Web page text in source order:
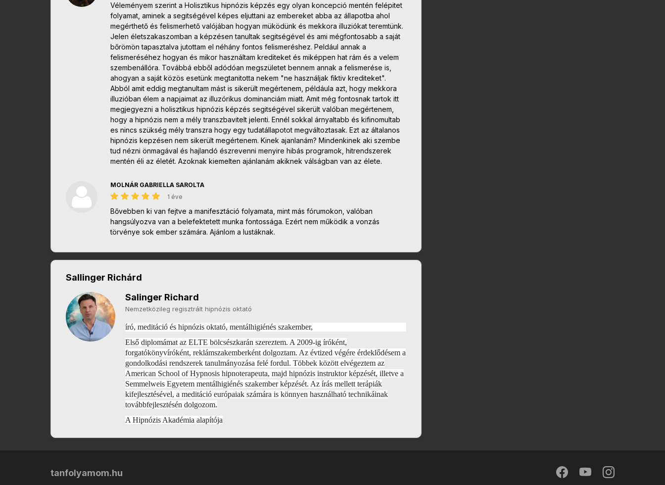
Véleményem szerint a Holisztikus hipnózis képzés egy olyan koncepció mentén felépitet
folyamat, aminek a segitségével képes eljuttani az embereket abba az állapotba ahol
megérthető és felismerhető valójában hogyan müködünk és mekkora illuziókat teremtünk.
Jelen életszakaszomban a képzésen tanultak segitségével és ami mégfontosabb a saját
bőrömön tapasztalva jutottam el néhány fontos felismeréshez. Peldául annak a
felismeréséhez hogyan és mikor használtam krediteket és miképpen hat rám és a velem
szembenállóra. Továbbá ebből adódóan megszületet bennem annak a felismerése is,
ahogyan a saját közös esetünk megtanitotta nekem "ne használjak fiktiv krediteket".
Abból amit eddig megtanultam mást is sikerült megértenem, példáula azt, hogy mekkora
illuzióban élem a napjaimat az illuzórikus dominanciám miatt. Amit még fontosnak tartok itt
megjegyezni a holisztikus hipnózis képzés segitségével sikerült valóban megértenem,
hogy a hipnózis nem a mély transzbavitelt jelenti. Ennél sokkal árnyaltabb és kifinomultab
es nincs szükség mély transzra hogy egy tudatállapotot megváltoztasak. Ezt az általanos
hipnózis kepzésen nem sikerült megértenem. Kinek ajanlanám? Mindenkinek aki szembe
tud nézni önmagával és hajlandó észrevenni menyire hibás programok, hitrendszerek
mentén éli az életét. Azoknak kiemelten ajánlanám akiknek válságban van az élete.
MOLNÁR GABRIELLA SAROLTA
1 éve
Bővebben ki van fejtve a manifesztáció folyamata, mint más fórumokon, valóban
hangsúlyozva van a belefektetett munka fontossága. Ezért nem működik a vonzás
törvénye sok ember számára. Ajánlom a lustáknak.
Sallinger Richárd
Salinger Richard
Nemzetközileg regisztrált hipnózis oktató
író, meditáció és hipnózis oktató, mentálhigiénés szakember,
Első diplomámat az ELTE bölcsészkarán szereztem. A 2009-ig íróként,
forgatókönyvíróként, reklámszakemberként dolgoztam. Az évtized végére érdeklődésem a
gondolkodási rendszerek tanulmányozása felé fordul. Többek között elvégeztem az
American School of Hypnosis hipnoterapeuta, majd hipnózis instruktor képzését, illetve a
Semmelweis Egyetem mentálhigiénés szakember képzését. Az írás mellett terápiák
kifejlesztésével, a meditáció európaiak számára is könnyen használható technikáinak
továbbfejlesztésén dolgozom.
A Hipnózis Akadémia alapítója
tanfolyamom.hu